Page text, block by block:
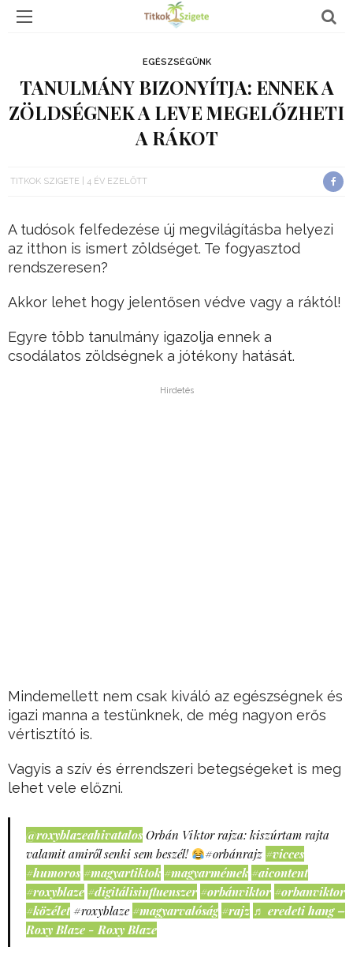
EGÉSZSÉGÜNK
TANULMÁNY BIZONYÍTJA: ENNEK A
ZÖLDSÉGNEK A LEVE MEGELŐZHETI
A RÁKOT
TITKOK SZIGETE 4 ÉV EZELŐTT
A tudósok felfedezése új megvilágításba helyezi
az itthon is ismert zöldséget. Te fogyasztod
rendszeresen?
Akkor lehet hogy jelentősen védve vagy a ráktól!
Egyre több tanulmány igazolja ennek a
csodálatos zöldségnek a jótékony hatását.
Hirdetés
Mindemellett nem csak kiváló az egészségnek és
igazi manna a testünknek, de még nagyon erős
vértisztító is.
Vagyis a szív és érrendszeri betegségeket is meg
lehet vele előzni.
@roxyblazeahivatalos Orbán Viktor rajza: kiszúrtam rajta
valamit amiről senki sem beszél!
#orbánrajz #vicces
#humoros #magyartiktok #magyarmémek #aicontent
#roxyblaze #digitálisinfluenszer #orbánviktor #orbanviktor
#közélet #roxyblaze #magyarvalóság #rajz ♬ eredeti hang –
Roxy Blaze - Roxy Blaze